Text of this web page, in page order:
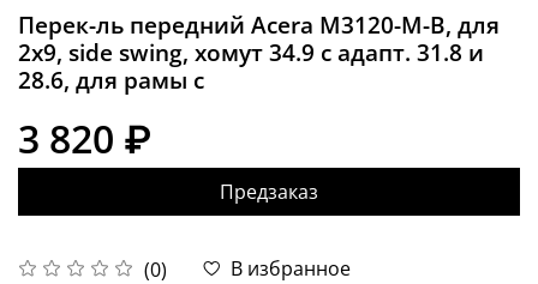
Перек-ль передний Acera M3120-M-B, для
2x9, side swing, хомут 34.9 с адапт. 31.8 и
28.6, для рамы с
(0)
В избранное
3 820 ₽
Предзаказ